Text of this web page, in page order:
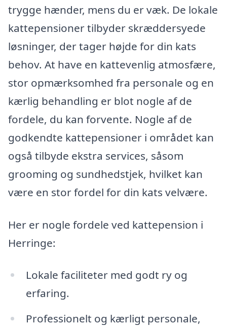
trygge hænder, mens du er væk. De lokale
kattepensioner tilbyder skræddersyede
løsninger, der tager højde for din kats
behov. At have en kattevenlig atmosfære,
stor opmærksomhed fra personale og en
kærlig behandling er blot nogle af de
fordele, du kan forvente. Nogle af de
godkendte kattepensioner i området kan
også tilbyde ekstra services, såsom
grooming og sundhedstjek, hvilket kan
være en stor fordel for din kats velvære.
Her er nogle fordele ved kattepension i
Herringe:
Lokale faciliteter med godt ry og
erfaring.
Professionelt og kærligt personale,